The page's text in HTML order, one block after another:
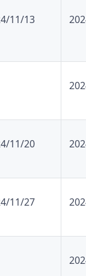
11/13
11/20
11/27